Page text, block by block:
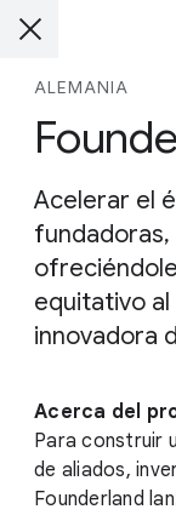
ALEMANIA
Acelerar el
fundadoras,
equitativo
innovadora
Acerca del
Para construir
de aliados,
Founderland